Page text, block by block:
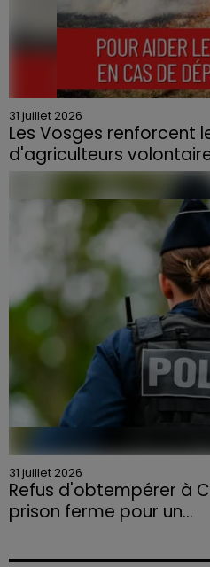
31 juillet 2026
Les Vosges renforcent
d'agriculteurs
Face à la sécheresse et
la Chambre d'agriculture
aux agriculteurs volontaires
31 juillet 2026
Refus d'obtempérer à
prison ferme pour un...
permis et la confiscation de